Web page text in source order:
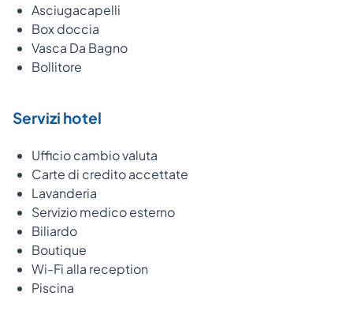
Asciugacapelli
Box doccia
Vasca Da Bagno
Bollitore
Servizi hotel
Ufficio cambio valuta
Carte di credito accettate
Lavanderia
Servizio medico esterno
Biliardo
Boutique
Wi-Fi alla reception
Piscina